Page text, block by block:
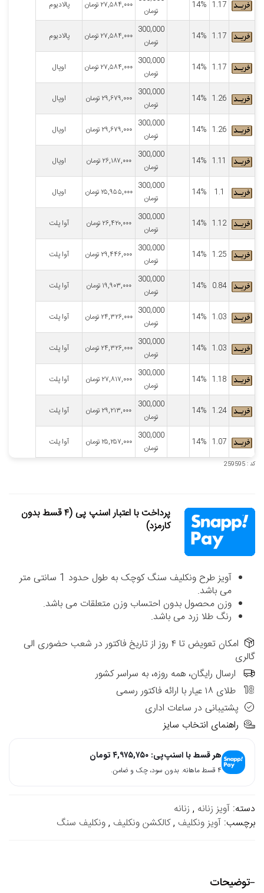
1.17
14%
تومان
۲۷,۵۸۴,۰۰۰ تومان پالادیوم
1.17
14%
300,000
تومان
۲۷,۵۸۴,۰۰۰ تومان پالادیوم
1.17
14%
300,000
تومان
۲۷,۵۸۴,۰۰۰ تومان اوپال
1.26
14%
300,000
تومان
۲۹,۶۷۹,۰۰۰ تومان اوپال
1.26
14%
300,000
تومان
۲۹,۶۷۹,۰۰۰ تومان اوپال
1.11
14%
300,000
تومان
۲۶,۱۸۷,۰۰۰ تومان اوپال
1.1
14%
300,000
تومان
۲۵,۹۵۵,۰۰۰ تومان اوپال
1.12
14%
300,000
تومان
۲۶,۴۲۰,۰۰۰ تومان آوا پلت
1.25
14%
300,000
تومان
۲۹,۴۴۶,۰۰۰ تومان آوا پلت
0.84
14%
300,000
تومان
۱۹,۹۰۳,۰۰۰ تومان آوا پلت
1.03
14%
300,000
تومان
۲۴,۳۲۶,۰۰۰ تومان آوا پلت
1.03
14%
300,000
تومان
۲۴,۳۲۶,۰۰۰ تومان آوا پلت
1.18
14%
300,000
تومان
۲۷,۸۱۷,۰۰۰ تومان آوا پلت
1.24
14%
300,000
تومان
۲۹,۲۱۳,۰۰۰ تومان آوا پلت
1.07
14%
300,000
تومان
۲۵,۲۵۷,۰۰۰ تومان آوا پلت
کد : 259595
پرداخت با اعتبار اسنپ پی (۴ قسط بدون
کارمزد)
آویز طرح ونکلیف سنگ کوچک به طول حدود 1 سانتی متر
می باشد.
وزن محصول بدون احتساب وزن متعلقات می باشد.
رنگ طلا زرد می باشد.
امکان تعویض تا ۴ روز از تاریخ فاکتور در شعب حضوری الی
گالری
ارسال رایگان، همه روزه، به سراسر کشور
طلای ۱۸ عیار با ارائه فاکتور رسمی
پشتیبانی در ساعات اداری
راهنمای انتخاب سایز
هر قسط با اسنپ‌پی: ۴,۹۷۵,۷۵۰تومان
۴ قسط ماهانه. بدون سود، چک و ضامن.
دسته: آویز زنانه , زنانه
برچسب: آویز ونکلیف ,کالکشن ونکلیف ,ونکلیف سنگ
توضیحات